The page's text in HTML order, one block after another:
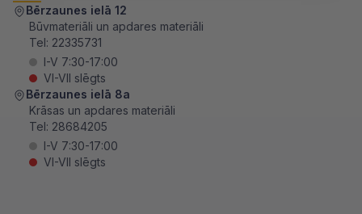
Bērzaunes ielā 12
Būvmateriāli un apdares materiāli
Tel: 22335731
I-V 7:30-17:00
VI-VII slēgts
Bērzaunes ielā 8a
Krāsas un apdares materiāli
Tel: 28684205
I-V 7:30-17:00
VI-VII slēgts